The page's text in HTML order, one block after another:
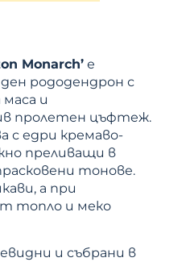
Monarch’ е
рододендрон с
и
пролетен цъфтеж.
с едри кремаво-
преливащи в
тонове.
а при
топло и меко
и събрани в